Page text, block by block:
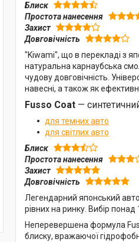
Блиск
Простота нанесення
Захист
Довговічність
"Kiwami", що в перекладі з
натуральна карнаубська
чудову довговічність.
навесні, а також як
Fusso Coat —
для темних авто
для світлих авто
Блиск
Простота нанесення
Захист
Довговічність
Легендарний японський
рівних на ринку. Вибір понад
Неперевершена формула
блиску, вражаючої